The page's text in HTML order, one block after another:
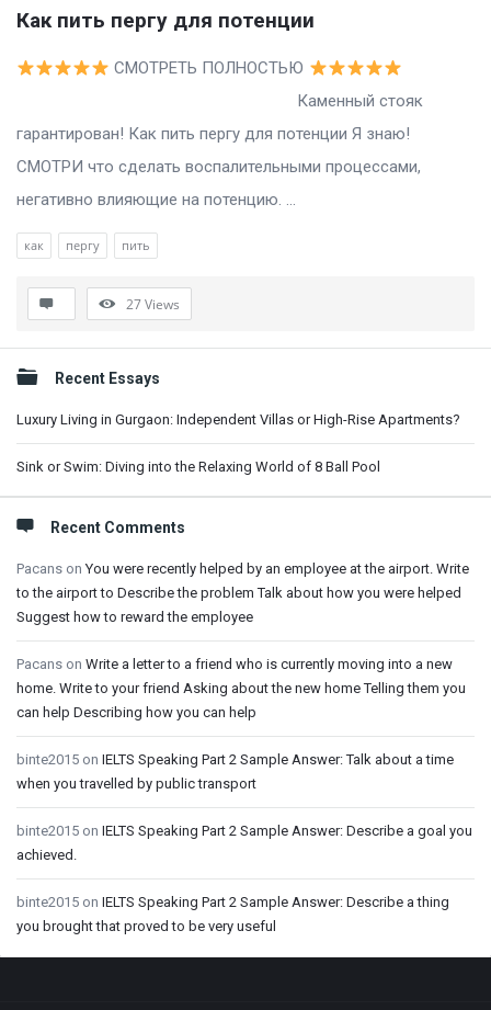
Как пить пергу для потенции
СМОТРЕТЬ ПОЛНОСТЬЮ
Каменный стояк
гарантирован! Как пить пергу для потенции Я знаю!
СМОТРИ что сделать воспалительными процессами,
негативно влияющие на потенцию. ...
как пергу пить
27Views
Sidebar
Recent Essays
Luxury Living in Gurgaon: Independent Villas or High-Rise Apartments?
Sink or Swim: Diving into the Relaxing World of 8 Ball Pool
Recent Comments
Pacans onYou were recently helped by an employee at the airport. Write
to the airport to Describe the problem Talk about how you were helped
Suggest how to reward the employee
Pacans on Write a letter to a friend who is currently moving into a new
home. Write to your friend Asking about the new home Telling them you
can help Describing how you can help
binte2015 on IELTS Speaking Part 2 Sample Answer: Talk about a time
when you travelled by public transport
binte2015 on IELTS Speaking Part 2 Sample Answer: Describe a goal you
achieved.
binte2015 on IELTS Speaking Part 2 Sample Answer: Describe a thing
you brought that proved to be very useful